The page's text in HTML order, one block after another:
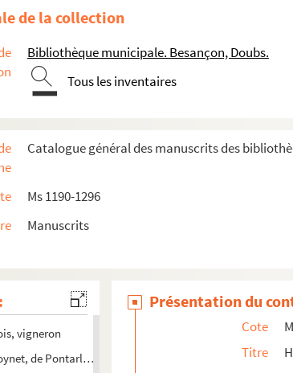
de la collection
Bibliothèque municipale. Besançon, Doubs.
Tous les inventaires
Catalogue général des manuscrits des
Ms 1190-1296
Manuscrits
boucher, citoyen de Besançon
Baretet, originaire d'Epeugney
maître chaudronnier
notaire, citoyen de Besançon
femme de Claude Baland, laboureur
Chamigny, marchand, citoyen de Besançon
Byans
vigneron
de Pontarlier
Présentation du
Cote
Titre